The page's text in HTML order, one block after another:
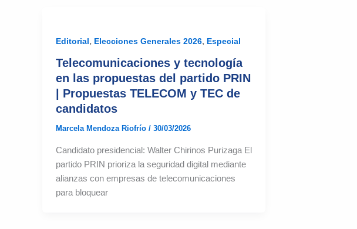
Editorial, Elecciones Generales 2026, Especial
Telecomunicaciones y tecnología
en las propuestas del partido PRIN
| Propuestas TELECOM y TEC de
candidatos
Marcela Mendoza Riofrío / 30/03/2026
Candidato presidencial: Walter Chirinos Purizaga El
partido PRIN prioriza la seguridad digital mediante
alianzas con empresas de telecomunicaciones
para bloquear